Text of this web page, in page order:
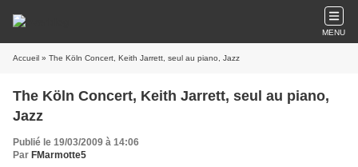
MENU
Accueil » The Köln Concert, Keith Jarrett, seul au piano, Jazz
The Köln Concert, Keith Jarrett, seul au piano,
Jazz
Publié le 19/03/2009 à 14:06
Par FMarmotte5